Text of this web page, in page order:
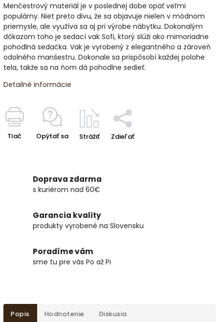
Menčestrový materiál je v poslednej dobe opäť veľmi
populárny. Niet preto divu, že sa objavuje nielen v módnom
priemysle, ale využíva sa aj pri výrobe nábytku. Dokonalým
dôkazom toho je sedací vak Sofi, ktorý slúži ako mimoriadne
pohodlná sedačka. Vak je vyrobený z elegantného a zároveň
odolného manšestru. Dokonale sa prispôsobí každej polohe
tela, takže sa na ňom dá pohodlne sedieť.
Detailné informácie
Tlač Opýtať sa Strážiť Zdieľať
Doprava zdarma
s kuriérom nad 60€
Garancia kvality
produkty vyrobené na Slovensku
Poradíme vám
sme tu pre vás Po až Pi
Popis Hodnotenie Diskusia